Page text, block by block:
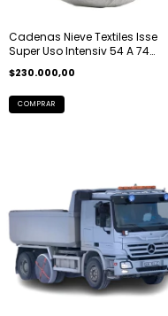
Cadenas Nieve Textiles Isse
Super Uso Intensiv 54 A 74
$230.000,00
COMPRAR